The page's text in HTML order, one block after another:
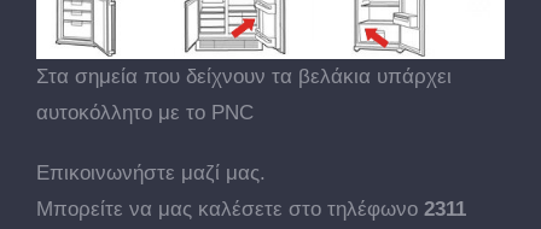
Στα σημεία που δείχνουν τα βελάκια υπάρχει
αυτοκόλλητο με το PNC
Επικοινωνήστε μαζί μας.
Μπορείτε να μας καλέσετε στο τηλέφωνο 2311